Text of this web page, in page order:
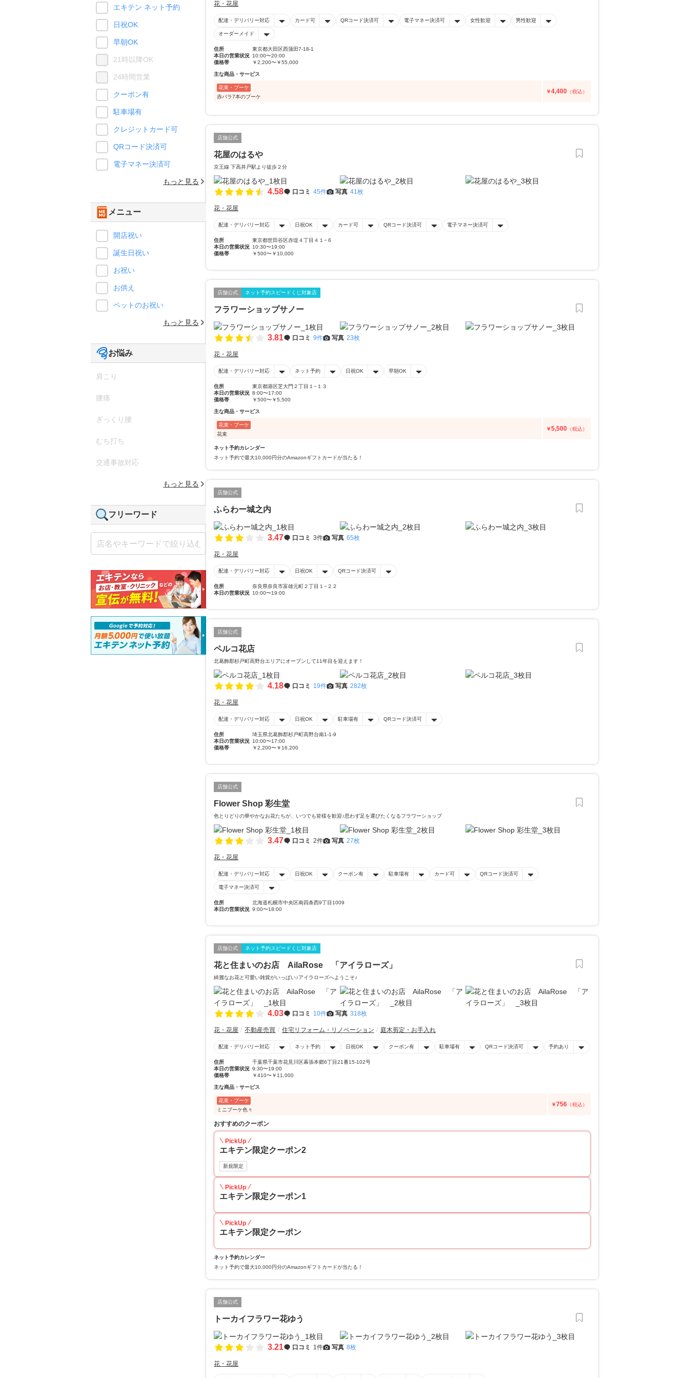
花・花屋
配達・デリバリー対応 カード可 QRコード決済可 電子マネー決済可 女性歓迎 男性歓迎
オーダーメイド
住所
東京都大田区西蒲田7-18-1
本日の営業状況 10:00〜20:00
価格帯
￥2,200〜￥55,000
主な商品・サービス
花束・ブーケ
赤バラ7本のブーケ
￥4,400 （税込）
店舗公式
花屋のはるや
京王線 下高井戸駅より徒歩２分
4.58 口コミ 45件 写真 41枚
花・花屋
配達・デリバリー対応 日祝OK カード可 QRコード決済可 電子マネー決済可
住所
東京都世田谷区赤堤４丁目４１−６
本日の営業状況 10:30〜19:00
価格帯
￥500〜￥10,000
店舗公式 ネット予約スピードくじ対象店
フラワーショップサノー
3.81 口コミ 9件 写真 23枚
花・花屋
配達・デリバリー対応 ネット予約 日祝OK 早朝OK
住所
東京都港区芝大門２丁目１−１３
本日の営業状況 8:00〜17:00
価格帯
￥500〜￥5,500
主な商品・サービス
花束・ブーケ
花束
￥5,500 （税込）
ネット予約カレンダー
ネット予約で最大10,000円分のAmazonギフトカードが当たる！
店舗公式
ふらわー城之内
3.47 口コミ 3件 写真 65枚
花・花屋
配達・デリバリー対応 日祝OK QRコード決済可
住所
奈良県奈良市富雄元町２丁目１−２２
本日の営業状況 10:00〜19:00
店舗公式
ペルコ花店
北葛飾郡杉戸町高野台エリアにオープンして11年目を迎えます！
4.18 口コミ 19件 写真 282枚
花・花屋
配達・デリバリー対応 日祝OK 駐車場有 QRコード決済可
住所
埼玉県北葛飾郡杉戸町高野台南1-1-9
本日の営業状況 10:00〜17:00
価格帯
￥2,200〜￥16,200
店舗公式
Flower Shop 彩生堂
色とりどりの華やかなお花たちが、いつでも皆様を歓迎♪思わず足を運びたくなるフラワーショップ
3.47 口コミ 2件 写真 27枚
花・花屋
配達・デリバリー対応 日祝OK クーポン有 駐車場有 カード可 QRコード決済可
電子マネー決済可
住所
北海道札幌市中央区南四条西9丁目1009
本日の営業状況 9:00〜18:00
店舗公式 ネット予約スピードくじ対象店
花と住まいのお店 AilaRose 「アイラローズ」
綺麗なお花と可愛い雑貨がいっぱい♪アイラローズへようこそ♪
4.03 口コミ 10件 写真 318枚
花・花屋 不動産売買 住宅リフォーム・リノベーション 庭木剪定・お手入れ
配達・デリバリー対応 ネット予約 日祝OK クーポン有 駐車場有 QRコード決済可 予約あり
住所
千葉県千葉市花見川区幕張本郷6丁目21番15-102号
本日の営業状況 9:30〜19:00
価格帯
￥410〜￥11,000
主な商品・サービス
花束・ブーケ
ミニブーケ色々
￥756 （税込）
おすすめのクーポン
PickUp
エキテン限定クーポン2
新規限定
PickUp
エキテン限定クーポン1
PickUp
エキテン限定クーポン
ネット予約カレンダー
ネット予約で最大10,000円分のAmazonギフトカードが当たる！
店舗公式
トーカイフラワー花ゆう
3.21 口コミ 1件 写真 8枚
花・花屋
エキテン ネット予約
日祝OK
早朝OK
21時以降OK
24時間営業
クーポン有
駐車場有
クレジットカード可
QRコード決済可
電子マネー決済可
もっと見る
メニュー
開店祝い
誕生日祝い
お祝い
お供え
ペットのお祝い
もっと見る
お悩み
肩こり
腰痛
ぎっくり腰
むち打ち
交通事故対応
もっと見る
フリーワード